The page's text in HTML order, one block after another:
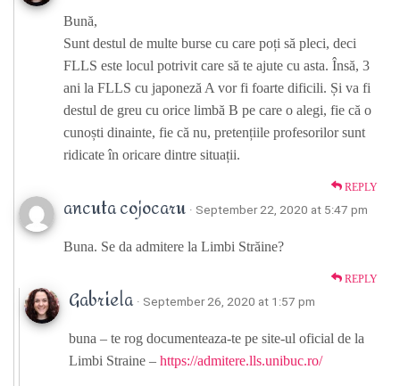
Bună,
Sunt destul de multe burse cu care poți să pleci, deci
FLLS este locul potrivit care să te ajute cu asta. Însă, 3
ani la FLLS cu japoneză A vor fi foarte dificili. Și va fi
destul de greu cu orice limbă B pe care o alegi, fie că o
cunoști dinainte, fie că nu, pretențiile profesorilor sunt
ridicate în oricare dintre situații.
REPLY
ancuta cojocaru · September 22, 2020 at 5:47 pm
Buna. Se da admitere la Limbi Străine?
REPLY
Gabriela · September 26, 2020 at 1:57 pm
buna – te rog documenteaza-te pe site-ul oficial de la
Limbi Straine – https://admitere.lls.unibuc.ro/